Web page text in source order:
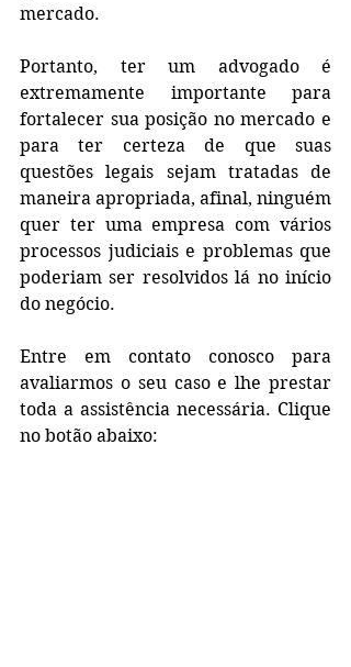
mercado.
Portanto, ter um advogado é
extremamente importante para
fortalecer sua posição no mercado e
para ter certeza de que suas
questões legais sejam tratadas de
maneira apropriada, afinal, ninguém
quer ter uma empresa com vários
processos judiciais e problemas que
poderiam ser resolvidos lá no início
do negócio.
Entre em contato conosco para
avaliarmos o seu caso e lhe prestar
toda a assistência necessária. Clique
no botão abaixo: